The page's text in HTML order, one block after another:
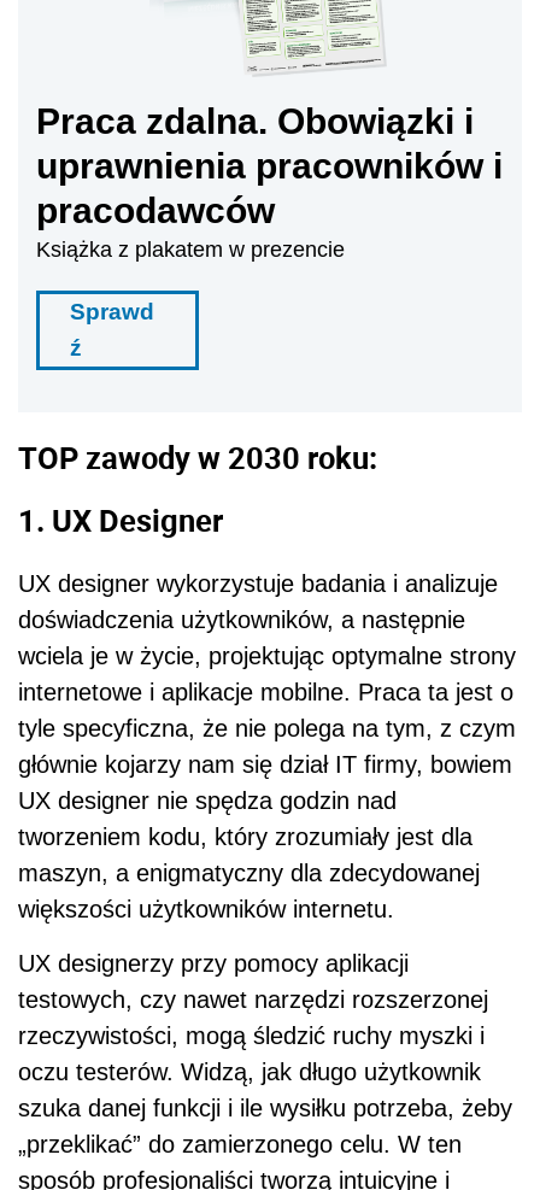
Praca zdalna. Obowiązki i
uprawnienia pracowników i
pracodawców
Książka z plakatem w prezencie
Sprawd
ź
TOP zawody w 2030 roku:
1. UX Designer
UX designer wykorzystuje badania i analizuje
doświadczenia użytkowników, a następnie
wciela je w życie, projektując optymalne strony
internetowe i aplikacje mobilne. Praca ta jest o
tyle specyficzna, że nie polega na tym, z czym
głównie kojarzy nam się dział IT firmy, bowiem
UX designer nie spędza godzin nad
tworzeniem kodu, który zrozumiały jest dla
maszyn, a enigmatyczny dla zdecydowanej
większości użytkowników internetu.
UX designerzy przy pomocy aplikacji
testowych, czy nawet narzędzi rozszerzonej
rzeczywistości, mogą śledzić ruchy myszki i
oczu testerów. Widzą, jak długo użytkownik
szuka danej funkcji i ile wysiłku potrzeba, żeby
„przeklikać” do zamierzonego celu. W ten
sposób profesjonaliści tworzą intuicyjne i